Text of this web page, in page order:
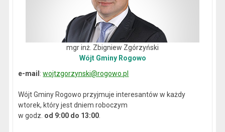
mgr inż. Zbigniew Zgórzyński
Wójt Gminy Rogowo
e-mail :wojtzgorzynski@rogowo.pl
Wójt Gminy Rogowo przyjmuje interesantów w każdy
wtorek, który jest dniem roboczym
w godz. od 9:00 do 13:00